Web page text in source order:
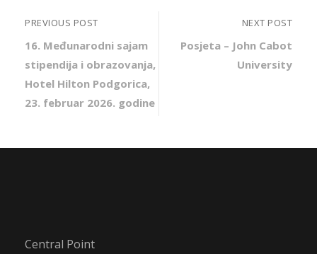
PREVIOUS POST
16. Međunarodni sajam
stipendija i obrazovanja,
Hotel Hilton Podgorica,
23. februar 2026. godine
NEXT POST
Posjeta – John Cabot
University
Central Point